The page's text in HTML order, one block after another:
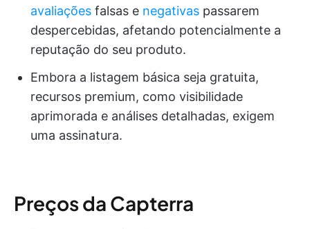
avaliações falsas e negativas passarem
despercebidas, afetando potencialmente a
reputação do seu produto.
Embora a listagem básica seja gratuita,
recursos premium, como visibilidade
aprimorada e análises detalhadas, exigem
uma assinatura.
Preços da Capterra